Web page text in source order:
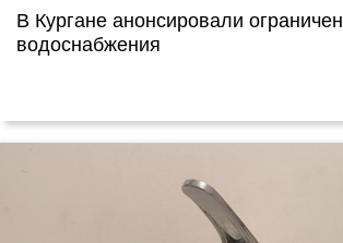
В Кургане анонсировали
водоснабжения